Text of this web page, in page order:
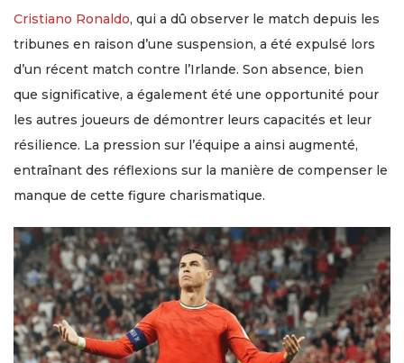
Cristiano Ronaldo, qui a dû observer le match depuis les
tribunes en raison d’une suspension, a été expulsé lors
d’un récent match contre l’Irlande. Son absence, bien
que significative, a également été une opportunité pour
les autres joueurs de démontrer leurs capacités et leur
résilience. La pression sur l’équipe a ainsi augmenté,
entraînant des réflexions sur la manière de compenser le
manque de cette figure charismatique.